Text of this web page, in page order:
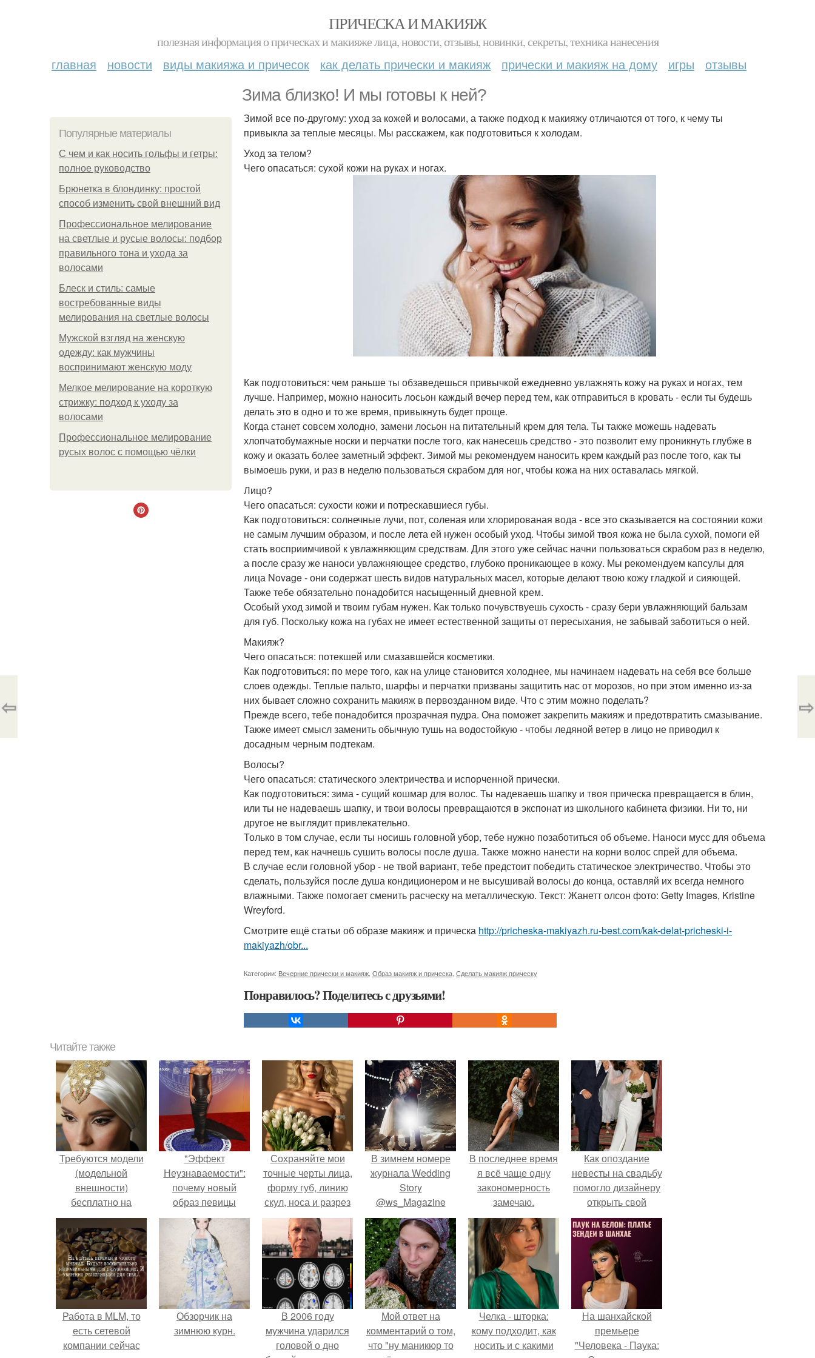
ПРИЧЕСКА И МАКИЯЖ
полезная информация о прическах и макияже лица, новости, отзывы, новинки, секреты, техника нанесения
главная новости виды макияжа и причесок как делать прически и макияж прически и макияж на дому игры отзывы
Зима близко! И мы готовы к ней?
Популярные материалы
С чем и как носить гольфы и гетры:
полное руководство
Брюнетка в блондинку: простой
способ изменить свой внешний вид
Профессиональное мелирование
на светлые и русые волосы: подбор
правильного тона и ухода за
волосами
Блеск и стиль: самые
востребованные виды
мелирования на светлые волосы
Мужской взгляд на женскую
одежду: как мужчины
воспринимают женскую моду
Мелкое мелирование на короткую
стрижку: подход к уходу за
волосами
Профессиональное мелирование
русых волос с помощью чёлки
Зимой все по-другому: уход за кожей и волосами, а также подход к макияжу отличаются от того, к чему ты
привыкла за теплые месяцы. Мы расскажем, как подготовиться к холодам.
Уход за телом?
Чего опасаться: сухой кожи на руках и ногах.
Как подготовиться: чем раньше ты обзаведешься привычкой ежедневно увлажнять кожу на руках и ногах, тем
лучше. Например, можно наносить лосьон каждый вечер перед тем, как отправиться в кровать - если ты будешь
делать это в одно и то же время, привыкнуть будет проще.
Когда станет совсем холодно, замени лосьон на питательный крем для тела. Ты также можешь надевать
хлопчатобумажные носки и перчатки после того, как нанесешь средство - это позволит ему проникнуть глубже в
кожу и оказать более заметный эффект. Зимой мы рекомендуем наносить крем каждый раз после того, как ты
вымоешь руки, и раз в неделю пользоваться скрабом для ног, чтобы кожа на них оставалась мягкой.
Лицо?
Чего опасаться: сухости кожи и потрескавшиеся губы.
Как подготовиться: солнечные лучи, пот, соленая или хлорированая вода - все это сказывается на состоянии кожи
не самым лучшим образом, и после лета ей нужен особый уход. Чтобы зимой твоя кожа не была сухой, помоги ей
стать восприимчивой к увлажняющим средствам. Для этого уже сейчас начни пользоваться скрабом раз в неделю,
а после сразу же наноси увлажняющее средство, глубоко проникающее в кожу. Мы рекомендуем капсулы для
лица Novage - они содержат шесть видов натуральных масел, которые делают твою кожу гладкой и сияющей.
Также тебе обязательно понадобится насыщенный дневной крем.
Особый уход зимой и твоим губам нужен. Как только почувствуешь сухость - сразу бери увлажняющий бальзам
для губ. Поскольку кожа на губах не имеет естественной защиты от пересыхания, не забывай заботиться о ней.
Макияж?
Чего опасаться: потекшей или смазавшейся косметики.
Как подготовиться: по мере того, как на улице становится холоднее, мы начинаем надевать на себя все больше
слоев одежды. Теплые пальто, шарфы и перчатки призваны защитить нас от морозов, но при этом именно из-за
них бывает сложно сохранить макияж в первозданном виде. Что с этим можно поделать?
Прежде всего, тебе понадобится прозрачная пудра. Она поможет закрепить макияж и предотвратить смазывание.
Также имеет смысл заменить обычную тушь на водостойкую - чтобы ледяной ветер в лицо не приводил к
досадным черным подтекам.
Волосы?
Чего опасаться: статического электричества и испорченной прически.
Как подготовиться: зима - сущий кошмар для волос. Ты надеваешь шапку и твоя прическа превращается в блин,
или ты не надеваешь шапку, и твои волосы превращаются в экспонат из школьного кабинета физики. Ни то, ни
другое не выглядит привлекательно.
Только в том случае, если ты носишь головной убор, тебе нужно позаботиться об объеме. Наноси мусс для объема
перед тем, как начнешь сушить волосы после душа. Также можно нанести на корни волос спрей для объема.
В случае если головной убор - не твой вариант, тебе предстоит победить статическое электричество. Чтобы это
сделать, пользуйся после душа кондиционером и не высушивай волосы до конца, оставляй их всегда немного
влажными. Также помогает сменить расческу на металлическую. Текст: Жанетт олсон фото: Getty Images, Kristine
Wreyford.
Смотрите ещё статьи об образе макияж и прическа http://pricheska-makiyazh.ru-best.com/kak-delat-pricheski-i-
makiyazh/obr...
Категории: Вечерние прически и макияж Образ макияж и прическа Сделать макияж прическу
Понравилось? Поделитесь с друзьями!
⇦ ⇨
Читайте также
Требуются модели
(модельной
внешности)
бесплатно на
макияж и прическу
для пополнения
портфолио.
"Эффект
Неузнаваемости":
почему новый
образ певицы
вызвал споры о
гранях
возможного?
Сохраняйте мои
точные черты лица,
форму губ, линию
скул, носа и разрез
глаз.
В зимнем номере
журнала Wedding
Story
@ws_Magazine
ищите свадебную
сказку от нашей
большой команды.
В последнее время
я всё чаще одну
закономерность
замечаю.
Как опоздание
невесты на свадьбу
помогло дизайнеру
открыть свой
бренд.
Работа в MLM, то
есть сетевой
компании сейчас
Обзорчик на
зимнюю курн.
В 2006 году
мужчина ударился
головой о дно
Мой ответ на
комментарий о том,
что "ну маникюр то
Челка - шторка:
кому подходит, как
носить и с какими
На шанхайской
премьере
"Человека - Паука: